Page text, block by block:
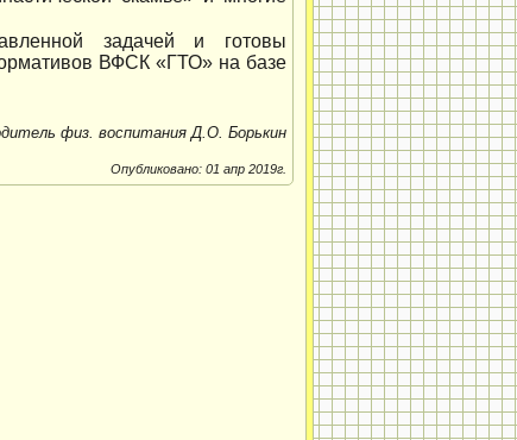
задачей и готовы
ВФСК «ГТО» на базе
физ. воспитания Д.О. Борькин
Опубликовано: 01 апр 2019г.